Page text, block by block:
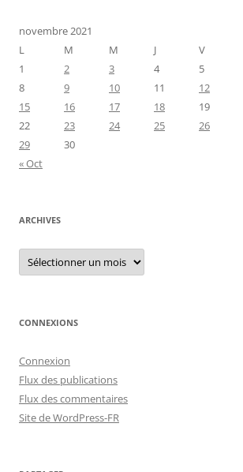
novembre 2021
L
M M J V
1
2 3 4 5
8
9 10 11 12
15
16 17 18 19
22
23 24 25 26
29
30
« Oct
ARCHIVES
Archives
CONNEXIONS
Connexion
Flux des publications
Flux des commentaires
Site de WordPress-FR